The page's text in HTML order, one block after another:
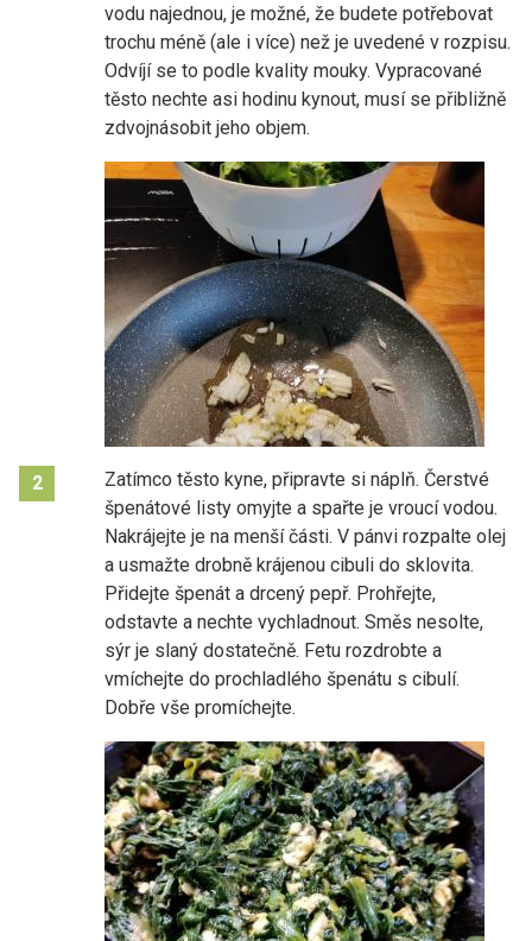
vodu najednou, je možné, že budete potřebovat
trochu méně (ale i více) než je uvedené v rozpisu.
Odvíjí se to podle kvality mouky. Vypracované
těsto nechte asi hodinu kynout, musí se přibližně
zdvojnásobit jeho objem.
2
Zatímco těsto kyne, připravte si náplň. Čerstvé
špenátové listy omyjte a spařte je vroucí vodou.
Nakrájejte je na menší části. V pánvi rozpalte olej
a usmažte drobně krájenou cibuli do sklovita.
Přidejte špenát a drcený pepř. Prohřejte,
odstavte a nechte vychladnout. Směs nesolte,
sýr je slaný dostatečně. Fetu rozdrobte a
vmíchejte do prochladlého špenátu s cibulí.
Dobře vše promíchejte.